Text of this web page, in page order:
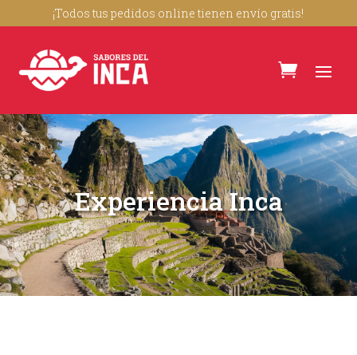
¡Todos tus pedidos online tienen envío gratis!
Experiencia Inca